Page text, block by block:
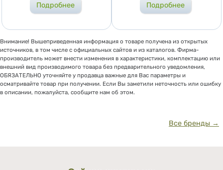
Подробнее
Подробнее
Внимание! Вышеприведенная информация о товаре получена из открытых
источников, в том числе с официальных сайтов и из каталогов. Фирма-
производитель может внести изменения в характеристики, комплектацию или
внешний вид производимого товара без предварительного уведомления,
ОБЯЗАТЕЛЬНО уточняйте у продавца важные для Вас параметры и
осматривайте товар при получении. Если Вы заметили неточность или ошибку
в описании, пожалуйста, сообщите нам об этом.
Все бренды →